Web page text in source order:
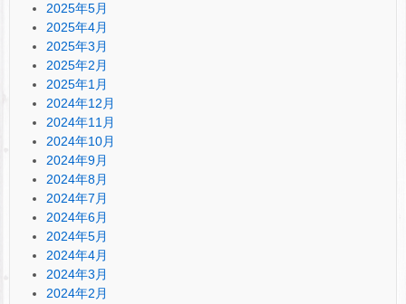
2025年5月
2025年4月
2025年3月
2025年2月
2025年1月
2024年12月
2024年11月
2024年10月
2024年9月
2024年8月
2024年7月
2024年6月
2024年5月
2024年4月
2024年3月
2024年2月